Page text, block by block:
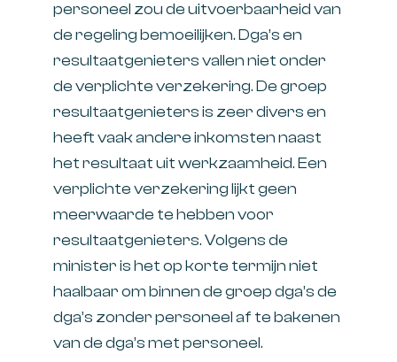
personeel zou de uitvoerbaarheid van
de regeling bemoeilijken. Dga’s en
resultaatgenieters vallen niet onder
de verplichte verzekering. De groep
resultaatgenieters is zeer divers en
heeft vaak andere inkomsten naast
het resultaat uit werkzaamheid. Een
verplichte verzekering lijkt geen
meerwaarde te hebben voor
resultaatgenieters. Volgens de
minister is het op korte termijn niet
haalbaar om binnen de groep dga’s de
dga’s zonder personeel af te bakenen
van de dga’s met personeel.